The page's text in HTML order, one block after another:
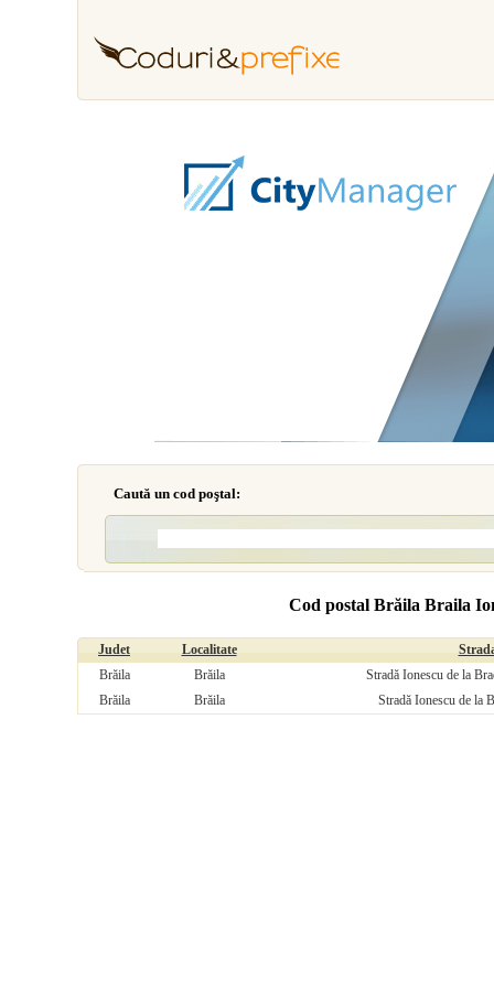
Caută un cod poştal:
Cod postal Brăila Braila
Judet Localitate
Brăila
Brăila
Stradă Ionescu de la
Brăila
Brăila Stradă Ionescu de la